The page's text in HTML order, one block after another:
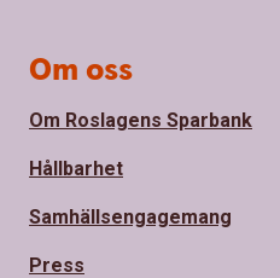
Om oss
Om Roslagens Sparbank
Hållbarhet
Samhällsengagemang
Press